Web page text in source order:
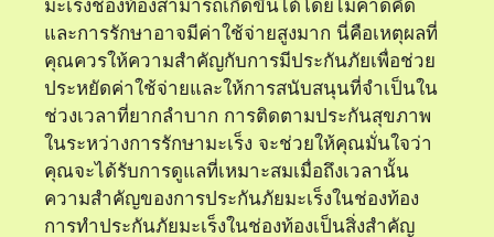
มะเร็งช่องท้องสามารถเกิดขึ้นได้โดยไม่คาดคิด
และการรักษาอาจมีค่าใช้จ่ายสูงมาก นี่คือเหตุผลที่
คุณควรให้ความสำคัญกับการมีประกันภัยเพื่อช่วย
ประหยัดค่าใช้จ่ายและให้การสนับสนุนที่จำเป็นใน
ช่วงเวลาที่ยากลำบาก การติดตามประกันสุขภาพ
ในระหว่างการรักษามะเร็ง จะช่วยให้คุณมั่นใจว่า
คุณจะได้รับการดูแลที่เหมาะสมเมื่อถึงเวลานั้น
ความสำคัญของการประกันภัยมะเร็งในช่องท้อง
การทำประกันภัยมะเร็งในช่องท้องเป็นสิ่งสำคัญ